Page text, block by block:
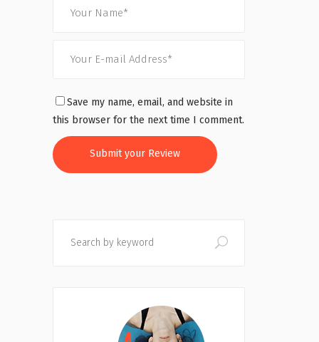
Save my name, email, and website in
this browser for the next time I comment.